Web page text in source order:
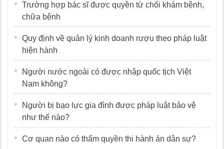
Trường hợp bác sĩ được quyền từ chối khám bệnh,
chữa bệnh
Quy định về quản lý kinh doanh rượu theo pháp luật
hiện hành
Người nước ngoài có được nhập quốc tịch Việt
Nam không?
Người bị bạo lực gia đình được pháp luật bảo vệ
như thế nào?
Cơ quan nào có thẩm quyền thi hành án dân sự?